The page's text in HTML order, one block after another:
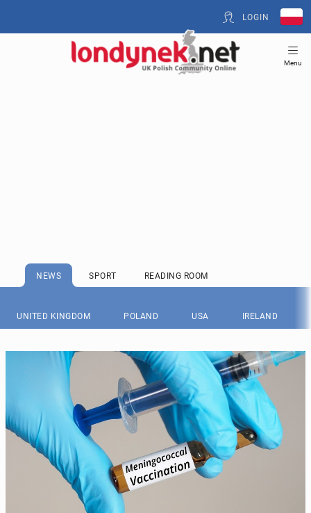
LOGIN
Menu
NEWS SPORT READING ROOM
UNITED KINGDOM POLAND USA IRELAND